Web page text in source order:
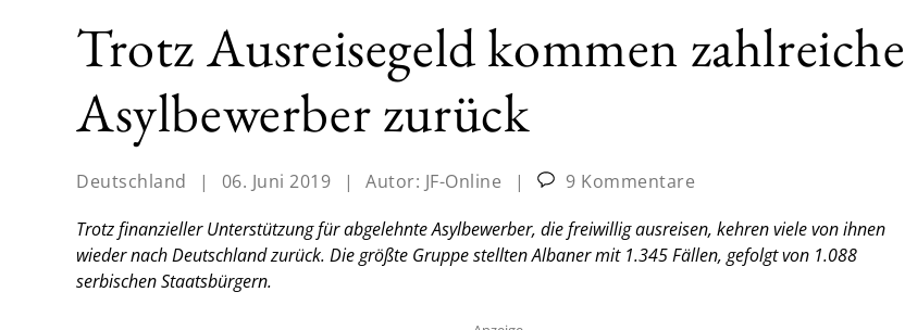
Trotz Ausreisegeld kommen zahlreiche
Asylbewerber zurück
Deutschland | 06. Juni 2019 | Autor: JF-Online |
9 Kommentare
Trotz finanzieller Unterstützung für abgelehnte Asylbewerber, die freiwillig ausreisen, kehren viele von ihnen
wieder nach Deutschland zurück. Die größte Gruppe stellten Albaner mit 1.345 Fällen, gefolgt von 1.088
serbischen Staatsbürgern.